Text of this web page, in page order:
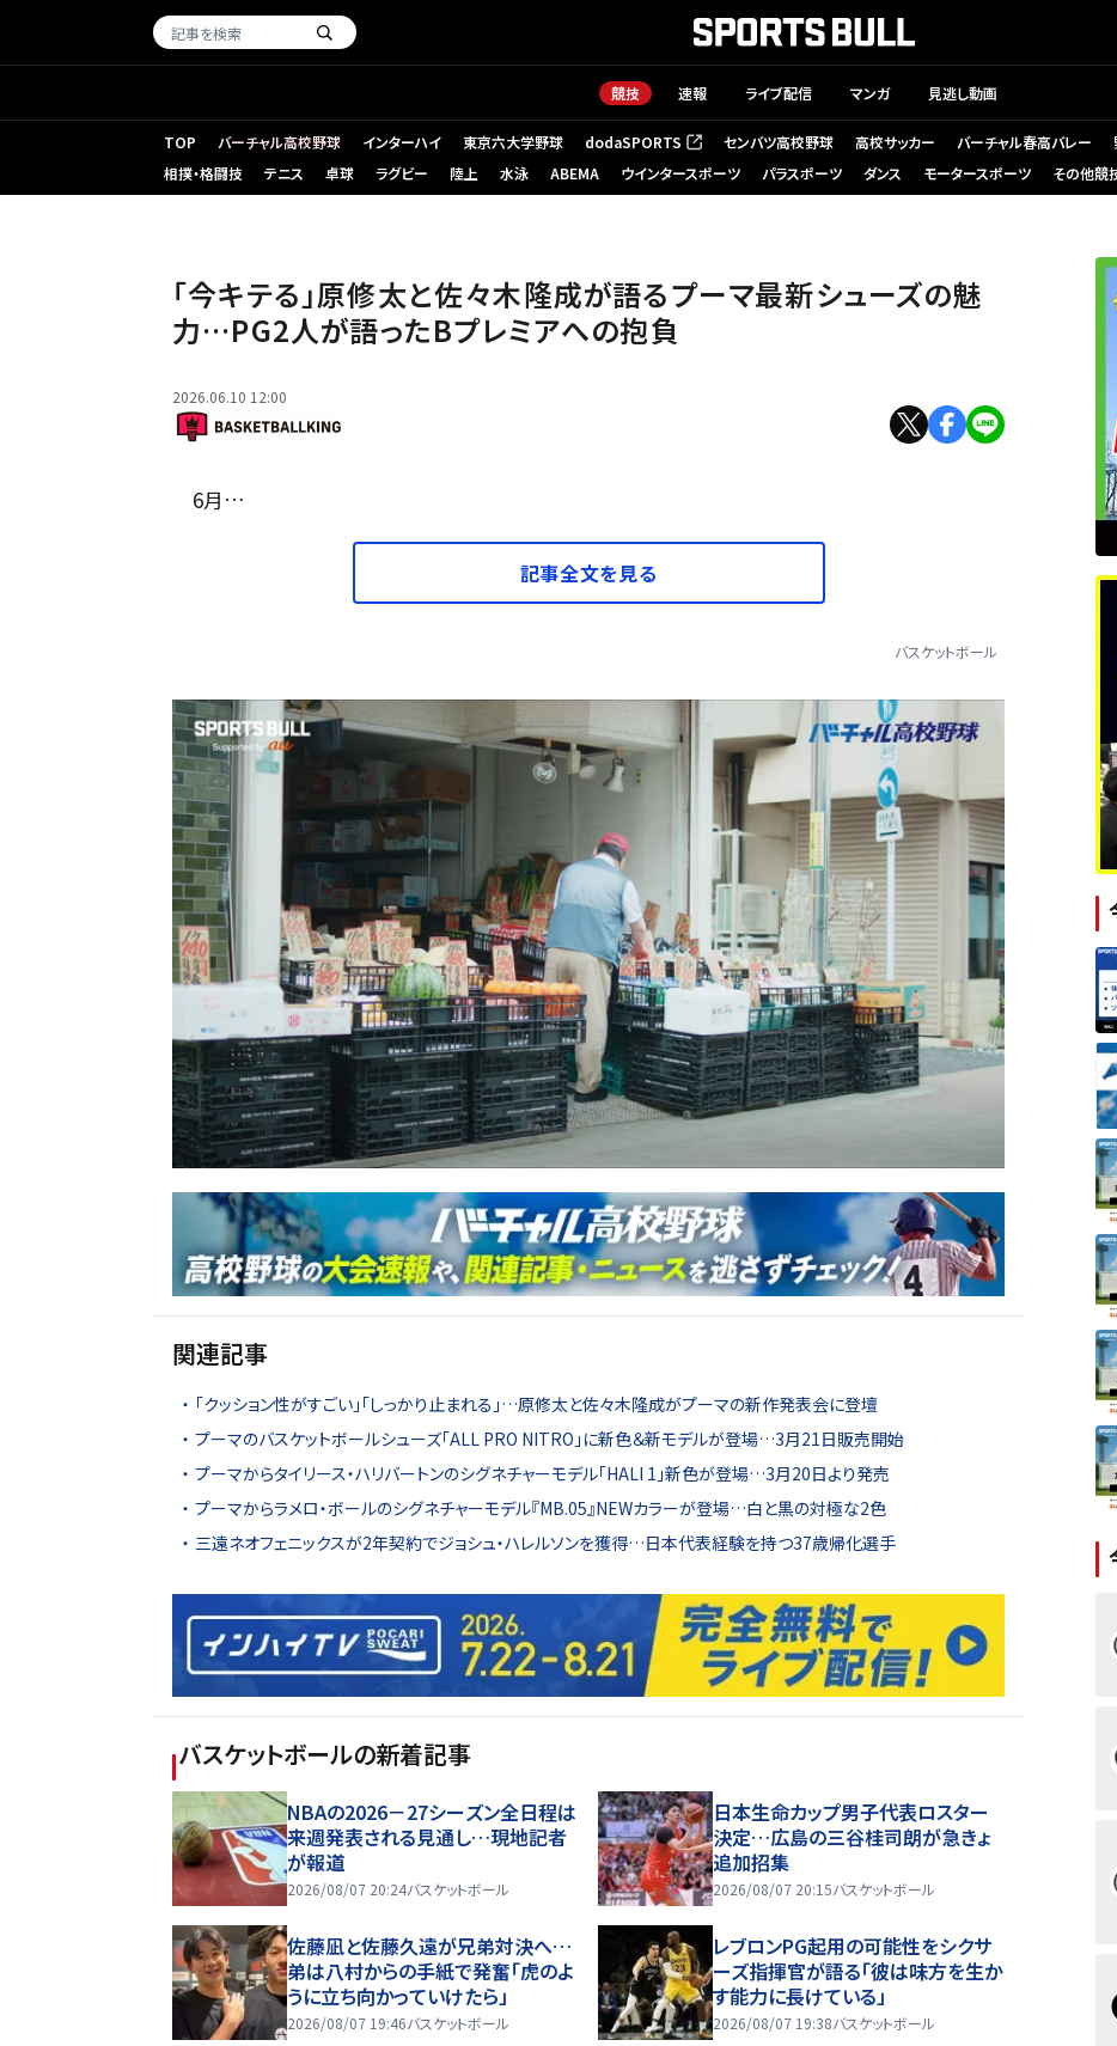
競技 速報 ライブ配信 マンガ 見逃し動画
TOP バーチャル高校野球 インターハイ 東京六大学野球 dodaSPORTS
（新しいタブで開く） センバツ高校野球 高校サッカー バーチャル春高バレー
相撲・格闘技
テニス 卓球 ラグビー 陸上 水泳 ABEMA ウインタースポーツ パラスポーツ ダンス モータースポーツ その他競
「今キテる」原修太と佐々木隆成が語るプーマ最新シューズの魅
力…PG2人が語ったBプレミアへの抱負
2026.06.10 12:00
6月…
記事全文を見る
バスケットボール
関連記事
「クッション性がすごい」「しっかり止まれる」…原修太と佐々木隆成がプーマの新作発表会に登壇
プーマのバスケットボールシューズ「ALL PRO NITRO」に新色＆新モデルが登場…3月21日販売開始
プーマからタイリース・ハリバートンのシグネチャーモデル「HALI 1」新色が登場…3月20日より発売
プーマからラメロ・ボールのシグネチャーモデル『MB.05』NEWカラーが登場…白と黒の対極な2色
三遠ネオフェニックスが2年契約でジョシュ・ハレルソンを獲得…日本代表経験を持つ37歳帰化選手
バスケットボールの新着記事
NBAの2026－27シーズン全日程は
来週発表される見通し…現地記者
が報道
2026/08/07 20:24バスケットボール
日本生命カップ男子代表ロスター
決定…広島の三谷桂司朗が急きょ
追加招集
2026/08/07 20:15バスケットボール
佐藤凪と佐藤久遠が兄弟対決へ…
弟は八村からの手紙で発奮「虎のよ
うに立ち向かっていけたら」
2026/08/07 19:46バスケットボール
レブロンPG起用の可能性をシクサ
ーズ指揮官が語る「彼は味方を生か
す能力に長けている」
2026/08/07 19:38バスケットボール